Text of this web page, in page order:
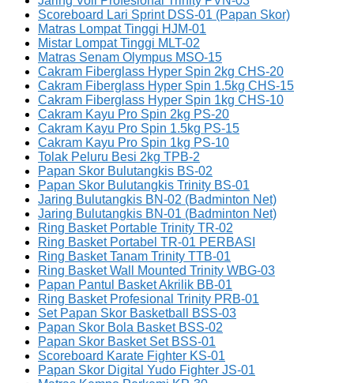
Scoreboard Lari Sprint DSS-01 (Papan Skor)
Matras Lompat Tinggi HJM-01
Mistar Lompat Tinggi MLT-02
Matras Senam Olympus MSO-15
Cakram Fiberglass Hyper Spin 2kg CHS-20
Cakram Fiberglass Hyper Spin 1.5kg CHS-15
Cakram Fiberglass Hyper Spin 1kg CHS-10
Cakram Kayu Pro Spin 2kg PS-20
Cakram Kayu Pro Spin 1.5kg PS-15
Cakram Kayu Pro Spin 1kg PS-10
Tolak Peluru Besi 2kg TPB-2
Papan Skor Bulutangkis BS-02
Papan Skor Bulutangkis Trinity BS-01
Jaring Bulutangkis BN-02 (Badminton Net)
Jaring Bulutangkis BN-01 (Badminton Net)
Ring Basket Portable Trinity TR-02
Ring Basket Portabel TR-01 PERBASI
Ring Basket Tanam Trinity TTB-01
Ring Basket Wall Mounted Trinity WBG-03
Papan Pantul Basket Akrilik BB-01
Ring Basket Profesional Trinity PRB-01
Set Papan Skor Basketball BSS-03
Papan Skor Bola Basket BSS-02
Papan Skor Basket Set BSS-01
Scoreboard Karate Fighter KS-01
Papan Skor Digital Yudo Fighter JS-01